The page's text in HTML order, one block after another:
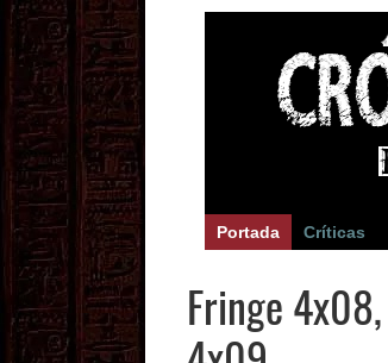
Portada Críticas
Fringe